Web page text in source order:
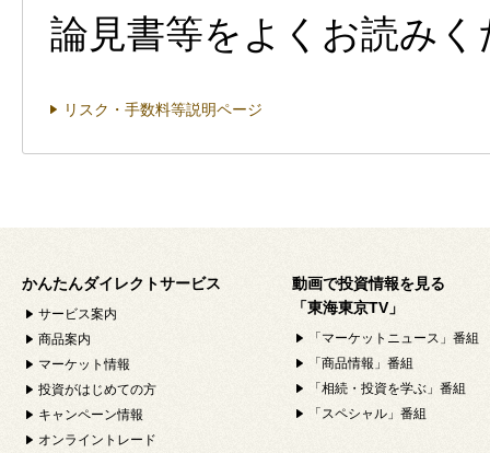
論見書等をよくお読みく
リスク・手数料等説明ページ
かんたんダイレクトサービス
サービス案内
商品案内
マーケット情報
投資がはじめての方
キャンペーン情報
オンライントレード
動画で投資情報を見る
「東海東京TV」
「マーケットニュース」番組
「商品情報」番組
「相続・投資を学ぶ」番組
「スペシャル」番組